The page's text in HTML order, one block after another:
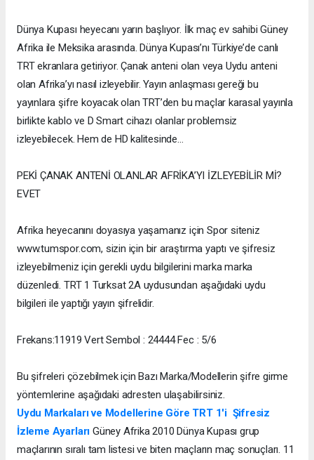
Dünya Kupası heyecanı yarın başlıyor. İlk maç ev sahibi Güney
Afrika ile Meksika arasında. Dünya Kupası’nı Türkiye’de canlı
TRT ekranlara getiriyor. Çanak anteni olan veya Uydu anteni
olan Afrika’yı nasıl izleyebilir. Yayın anlaşması gereği bu
yayınlara şifre koyacak olan TRT’den bu maçlar karasal yayınla
birlikte kablo ve D Smart cihazı olanlar problemsiz
izleyebilecek. Hem de HD kalitesinde…
PEKİ ÇANAK ANTENİ OLANLAR AFRİKA’YI İZLEYEBİLİR Mİ?
EVET
Afrika heyecanını doyasıya yaşamanız için Spor siteniz
www.tumspor.com, sizin için bir araştırma yaptı ve şifresiz
izleyebilmeniz için gerekli uydu bilgilerini marka marka
düzenledi. TRT 1 Turksat 2A uydusundan aşağıdaki uydu
bilgileri ile yaptığı yayın şifrelidir.
Frekans:11919 Vert Sembol : 24444 Fec : 5/6
Bu şifreleri çözebilmek için Bazı Marka/Modellerin şifre girme
yöntemlerine aşağıdaki adresten ulaşabilirsiniz.
Uydu Markaları ve Modellerine Göre TRT 1′i Şifresiz
İzleme Ayarları Güney Afrika 2010 Dünya Kupası grup
maçlarının sıralı tam listesi ve biten maçların maç sonuçları. 11